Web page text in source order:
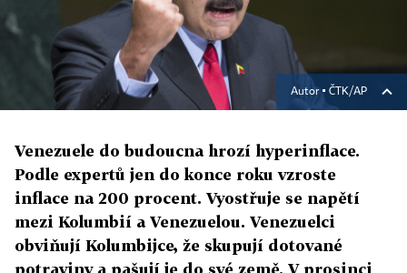
Autor ▪ ČTK/AP
Venezuele do budoucna hrozí hyperinflace.
Podle expertů jen do konce roku vzroste
inflace na 200 procent. Vyostřuje se napětí
mezi Kolumbií a Venezuelou. Venezuelci
obviňují Kolumbijce, že skupují dotované
potraviny a pašují je do své země. V prosinci